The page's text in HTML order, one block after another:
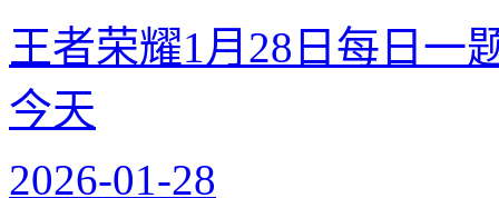
王者荣耀1月28日每日一
今天
2026-01-28